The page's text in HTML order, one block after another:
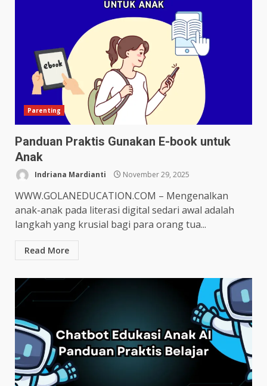
Parenting
Panduan Praktis Gunakan E-book untuk
Anak
Indriana Mardianti November 29, 2025
WWW.GOLANEDUCATION.COM – Mengenalkan
anak-anak pada literasi digital sedari awal adalah
langkah yang krusial bagi para orang tua...
Read More